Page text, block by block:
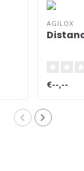
AGILOX
€--,--